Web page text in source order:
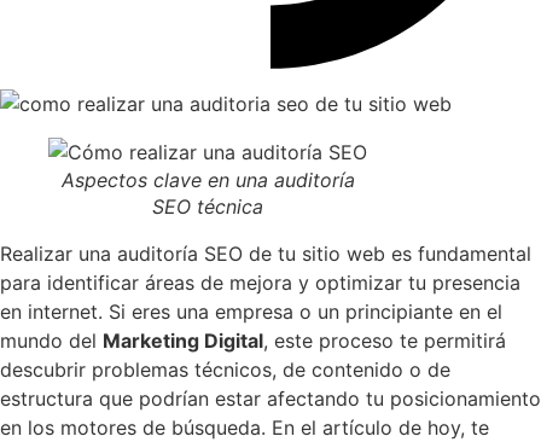
Aspectos clave en una auditoría
SEO técnica
Realizar una auditoría SEO de tu sitio web es fundamental
para identificar áreas de mejora y optimizar tu presencia
en internet. Si eres una empresa o un principiante en el
mundo del Marketing Digital, este proceso te permitirá
descubrir problemas técnicos, de contenido o de
estructura que podrían estar afectando tu posicionamiento
en los motores de búsqueda. En el artículo de hoy, te